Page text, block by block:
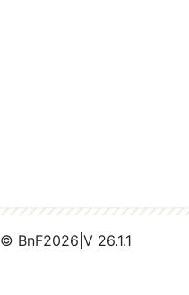
© BnF2026 V 26.1.1